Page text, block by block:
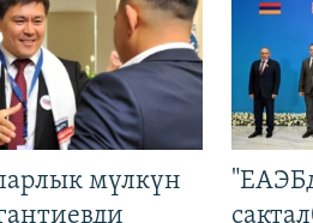
мүлкүн